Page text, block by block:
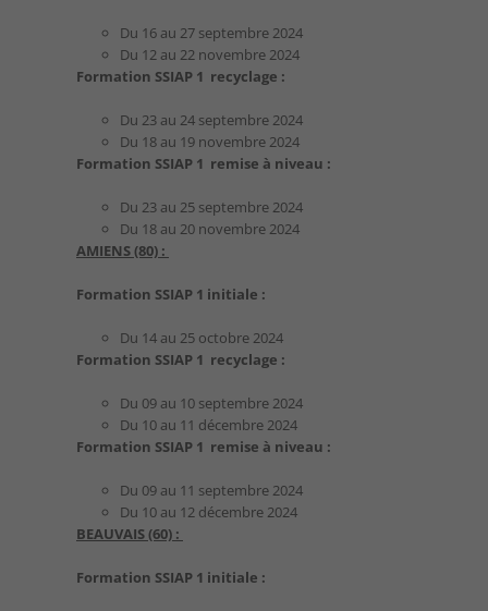
Du 16 au 27 septembre 2024
Du 12 au 22 novembre 2024
Formation SSIAP 1 recyclage :
Du 23 au 24 septembre 2024
Du 18 au 19 novembre 2024
Formation SSIAP 1 remise à niveau :
Du 23 au 25 septembre 2024
Du 18 au 20 novembre 2024
AMIENS (80) :
Formation SSIAP 1 initiale :
Du 14 au 25 octobre 2024
Formation SSIAP 1 recyclage :
Du 09 au 10 septembre 2024
Du 10 au 11 décembre 2024
Formation SSIAP 1 remise à niveau :
Du 09 au 11 septembre 2024
Du 10 au 12 décembre 2024
BEAUVAIS (60) :
Formation SSIAP 1 initiale :